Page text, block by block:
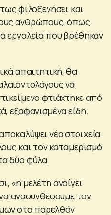
φιλοξενήσει και
ανθρώπους, όπως
εργαλεία που βρέθηκαν
απαιτητική, θα
να
φτιάχτηκε από
εξαφανισμένα είδη.
νέα στοιχεία
και τον καταμερισμό
δύο φύλα.
«η μελέτη ανοίγει
ανασυνθέσουμε τον
στο παρελθόν